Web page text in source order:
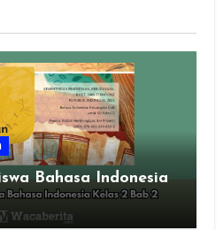
Bahasa Indonesia